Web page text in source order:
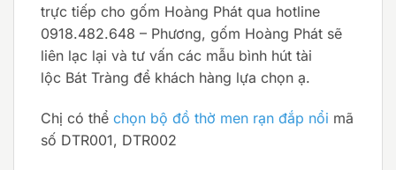
trực tiếp cho gốm Hoàng Phát qua hotline
0918.482.648 – Phương, gốm Hoàng Phát sẽ
liên lạc lại và tư vấn các mẫu bình hút tài
lộc Bát Tràng để khách hàng lựa chọn ạ.
Chị có thể chọn bộ đồ thờ men rạn đắp nổi mã
số DTR001, DTR002